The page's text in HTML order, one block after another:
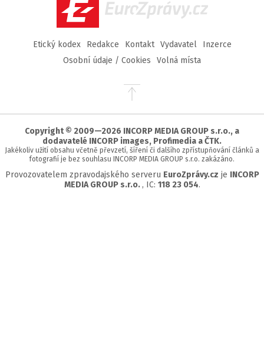
EuroZprávy.cz
Etický kodex Redakce Kontakt Vydavatel
Inzerce
Osobní údaje / Cookies
Volná místa
Přejít
stránky
Copyright © 2009—2026 INCORP MEDIA GROUP s.r.o., a
dodavatelé INCORP images, Profimedia a ČTK.
Jakékoliv užití obsahu včetně převzetí, šíření či dalšího zpřístupňování článků a
fotografií je bez souhlasu INCORP MEDIA GROUP s.r.o. zakázáno.
Provozovatelem zpravodajského serveru EuroZprávy.cz je INCORP
MEDIA GROUP s.r.o. , IC: 118 23 054.